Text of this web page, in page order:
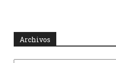
Archivos
Archivos